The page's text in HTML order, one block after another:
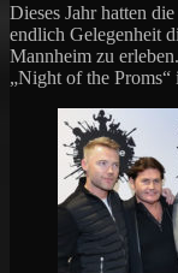
Dieses Jahr hatten
endlich Gelegenheit
Mannheim zu
„Night of the Proms“